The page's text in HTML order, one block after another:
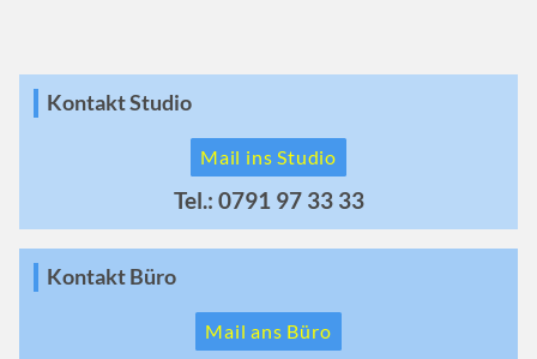
Kontakt Studio
Mail ins Studio
Tel.: 0791 97 33 33
Kontakt Büro
Mail ans Büro